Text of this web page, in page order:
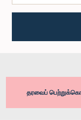
தரவைப்